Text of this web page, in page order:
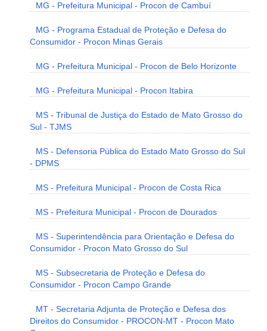
MG - Prefeitura Municipal - Procon de Cambuí
MG - Programa Estadual de Proteção e Defesa do
Consumidor - Procon Minas Gerais
MG - Prefeitura Municipal - Procon de Belo Horizonte
MG - Prefeitura Municipal - Procon Itabira
MS - Tribunal de Justiça do Estado de Mato Grosso do
Sul - TJMS
MS - Defensoria Pública do Estado Mato Grosso do Sul
- DPMS
MS - Prefeitura Municipal - Procon de Costa Rica
MS - Prefeitura Municipal - Procon de Dourados
MS - Superintendência para Orientação e Defesa do
Consumidor - Procon Mato Grosso do Sul
MS - Subsecretaria de Proteção e Defesa do
Consumidor - Procon Campo Grande
MT - Secretaria Adjunta de Proteção e Defesa dos
Direitos do Consumidor - PROCON-MT - Procon Mato